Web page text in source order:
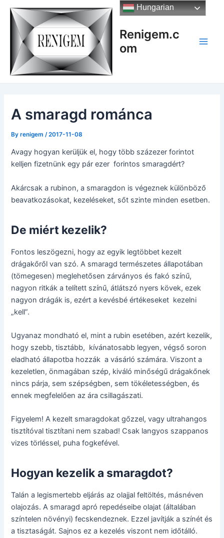
Skip
content
Renigem.c
om
A smaragd románca
Byrenigem /2017-11-08
Avagy hogyan kerüljük el, hogy több százezer forintot
kelljen fizetnünk egy pár ezer forintos smaragdért?
Akárcsak a rubinon, a smaragdon is végeznek különböző
beavatkozásokat, kezeléseket, sőt szinte minden esetben.
De miért kezelik?
Fontos leszögezni, hogy az egyik legtöbbet kezelt
drágakőről van szó. A smaragd természetes állapotában
(tömegesen) meglehetősen zárványos és fakó színű,
nagyon ritkák a telített színű, átlátszó nyers kövek, ezek
nagyon drágák is, ezért a kevésbé értékeseket kezelni
„kell”.
Ugyanaz mondható el, mint a rubin esetében, azért kezelik,
hogy szebb, tisztább, kívánatosabb legyen, végső soron
eladható állapotba hozzák a vásárló számára. Viszont a
kezeletlen, önmagában szép, kiváló minőségű drágakőnek
nincs párja, sem szépségben, sem tökéletességben, és
ennek megfelelően az ára csillagászati.
Figyelem! A kezelt smaragdokat gőzzel, vagy ultrahangos
tisztítóval tisztítani nem szabad! Csak langyos szappanos
vizes törléssel, puha fogkefével.
Hogyan kezelik a smaragdot?
Talán a legismertebb eljárás az olajjal feltöltés, másnéven
olajozás. A smaragd apró repedéseibe olajat (általában
színtelen növényi) fecskendeznek. Ezzel javítják a színét és
a tisztaságát. Sajnos ez a kezelés viszont nem időtálló.
Hungarian